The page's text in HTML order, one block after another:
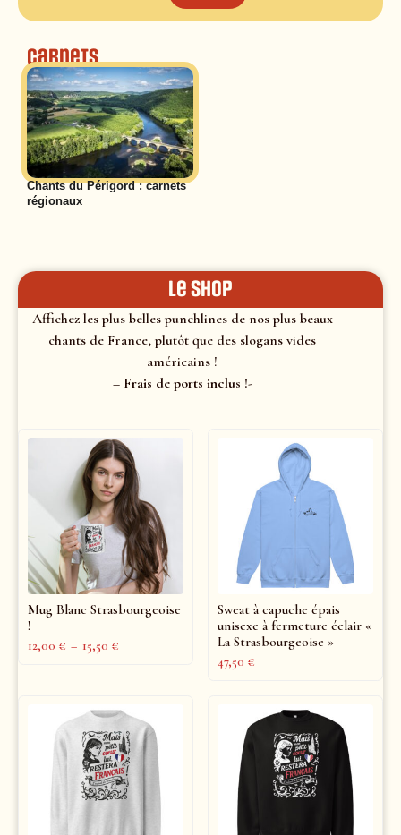
Carnets
Chants du Périgord : carnets
régionaux
le shop
Affichez les plus belles punchlines de nos plus beaux
chants de France, plutôt que des slogans vides
américains !
– Frais de ports inclus !-
Mug Blanc Strasbourgeoise
!
12,00 € – 15,50 €
Sweat à capuche épais
unisexe à fermeture éclair «
La Strasbourgeoise »
47,50 €